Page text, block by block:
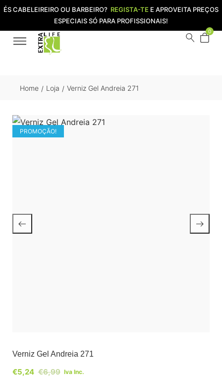
ÉS CABELEIREIRO OU BARBEIRO? REGISTA-TE E APROVEITA PREÇOS
ESPECIAIS SÓ PARA PROFISSIONAIS!
0
Home / Loja / Verniz Gel Andreia 271
PROMOÇÃO!
Verniz Gel Andreia 271
€6,99
€5,24 Iva Inc.